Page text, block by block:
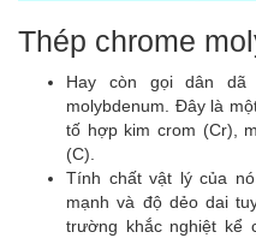
Thép chrome
Hay còn gọi dân dã
molybdenum. Đây là
tố hợp kim crom (Cr),
(C).
Tính chất vật lý của
mạnh và độ dẻo dai
trường khắc nghiệt kể